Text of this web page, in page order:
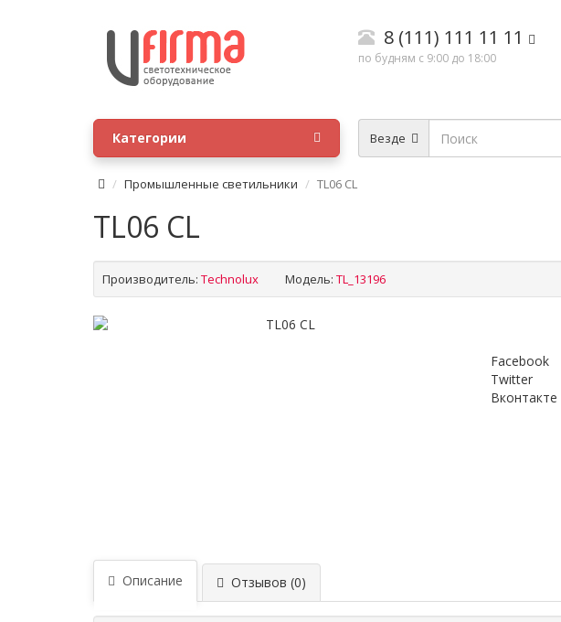
8 (111) 111 11 11
по будням с 9:00 до 18:00
Везде
Категории
Промышленные светильники TL06 CL
TL06 CL
Производитель: Technolux Модель: TL_13196
Facebook
Twitter
Вконтакте
Описание Отзывов (0)